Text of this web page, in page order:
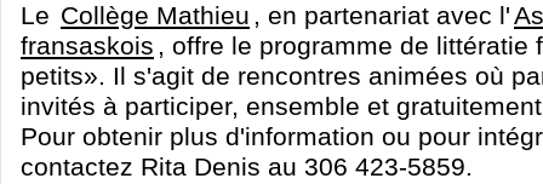
Le Collège Mathieu , en partenariat avec l'
fransaskois , offre le programme de littératie
petits». Il s'agit de rencontres animées où
invités à participer, ensemble et
Pour obtenir plus d'information ou pour
contactez Rita Denis au 306 423-5859.